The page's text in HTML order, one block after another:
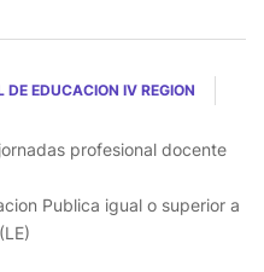
DE EDUCACION IV REGION
profesional docente
Publica igual o superior a